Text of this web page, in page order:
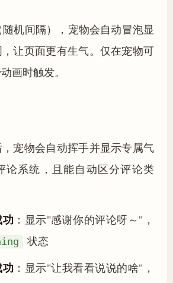
随机间隔），宠物会自动冒泡显
让页面更有生气。仅在宠物可
画时触发。
宠物会自动挥手并显示专属气
论系统，且能自动区分评论类
功 ：显示"感谢你的评论呀～"，
状态
功 ：显示"让我看看说说的啥"，